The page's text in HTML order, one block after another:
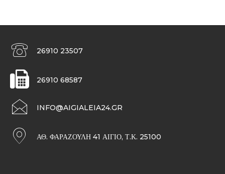
26910 23507
26910 68587
INFO@AIGIALEIA24.GR
ΑΘ. ΦΑΡΑΖΟΥΛΉ 41 ΑΊΓΙΟ, Τ.Κ. 25100